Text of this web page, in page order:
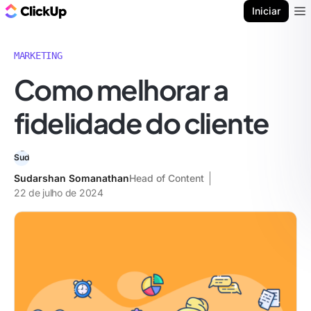
Iniciar
MARKETING
Como melhorar a
fidelidade do cliente
Sudarshan SomanathanHead of Content
22 de julho de 2024